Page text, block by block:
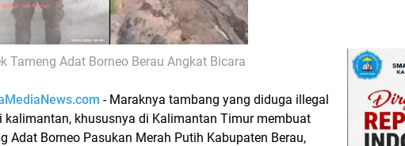
Tameng Adat Borneo Berau Angkat Bicara
- Maraknya tambang yang diduga illegal
kalimantan, khususnya di Kalimantan Timur membuat
Adat Borneo Pasukan Merah Putih Kabupaten Berau,